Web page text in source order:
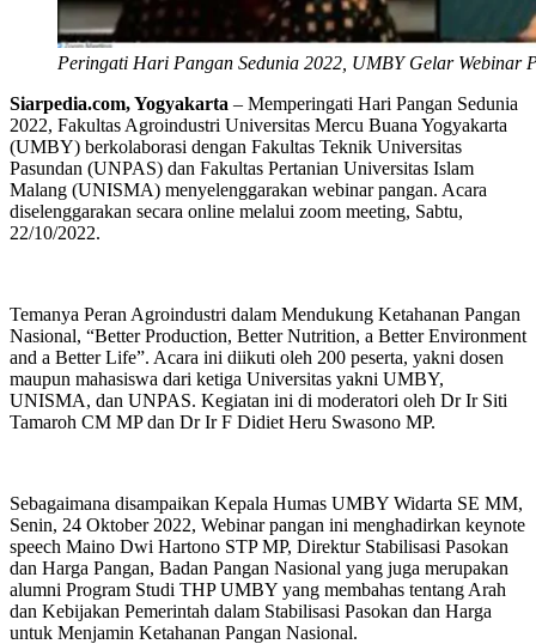
Peringati Hari Pangan Sedunia 2022, UMBY Gelar Webinar
Siarpedia.com, Yogyakarta – Memperingati Hari Pangan Sedunia
2022, Fakultas Agroindustri Universitas Mercu Buana Yogyakarta
(UMBY) berkolaborasi dengan Fakultas Teknik Universitas
Pasundan (UNPAS) dan Fakultas Pertanian Universitas Islam
Malang (UNISMA) menyelenggarakan webinar pangan. Acara
diselenggarakan secara online melalui zoom meeting, Sabtu,
22/10/2022.
Temanya Peran Agroindustri dalam Mendukung Ketahanan Pangan
Nasional, “Better Production, Better Nutrition, a Better Environment
and a Better Life”. Acara ini diikuti oleh 200 peserta, yakni dosen
maupun mahasiswa dari ketiga Universitas yakni UMBY,
UNISMA, dan UNPAS. Kegiatan ini di moderatori oleh Dr Ir Siti
Tamaroh CM MP dan Dr Ir F Didiet Heru Swasono MP.
Sebagaimana disampaikan Kepala Humas UMBY Widarta SE MM,
Senin, 24 Oktober 2022, Webinar pangan ini menghadirkan keynote
speech Maino Dwi Hartono STP MP, Direktur Stabilisasi Pasokan
dan Harga Pangan, Badan Pangan Nasional yang juga merupakan
alumni Program Studi THP UMBY yang membahas tentang Arah
dan Kebijakan Pemerintah dalam Stabilisasi Pasokan dan Harga
untuk Menjamin Ketahanan Pangan Nasional.